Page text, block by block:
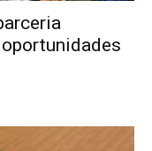
oportunidades